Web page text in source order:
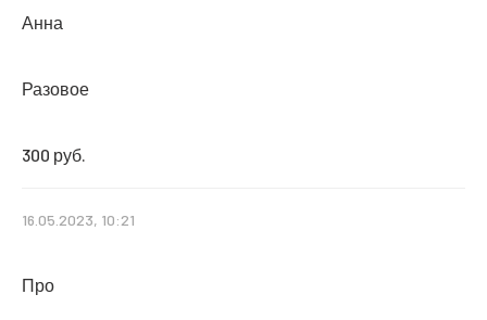
Анна
Разовое
300 руб.
16.05.2023, 10:21
Про